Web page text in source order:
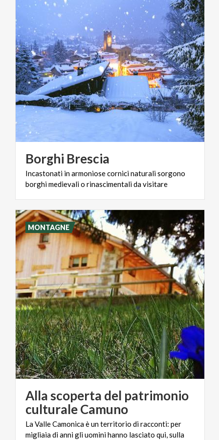
Borghi Brescia
Incastonati inarmoniosecornicinaturalisorgono
borghimedievalio rinascimentalidavisitare
Alla scoperta del patrimonio
culturale Camuno
La Valle Camonica è un territorio di racconti: per
migliaia di anni gli uomini hanno lasciato qui, sulla
MONTAGNE